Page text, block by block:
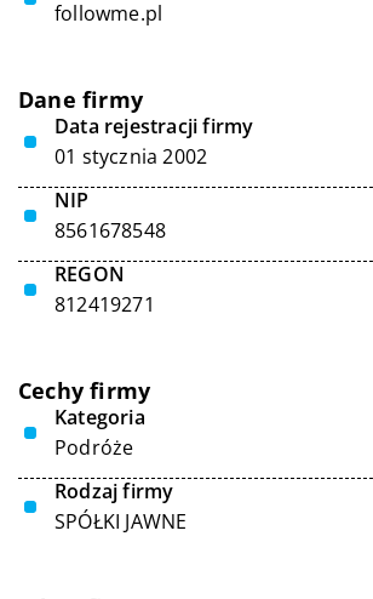
followme.pl
Dane firmy
Data rejestracji firmy
01 stycznia 2002
NIP
8561678548
REGON
812419271
Cechy firmy
Kategoria
Podróże
Rodzaj firmy
SPÓŁKI JAWNE